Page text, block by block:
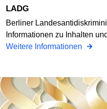
LADG
Berliner
Informationen zu Inhalten
Weitere Informationen